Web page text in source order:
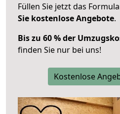
Füllen Sie jetzt das
Sie kostenlose Angebote.
Bis zu 60 % der
finden Sie nur bei uns!
Kostenlose